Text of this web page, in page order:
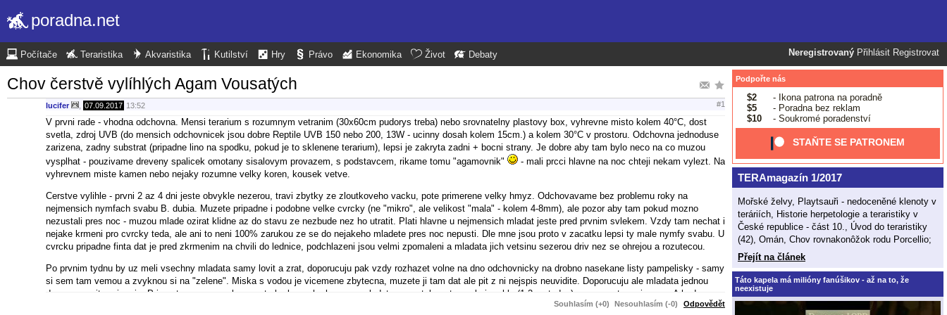
poradna.net
Neregistrovaný Přihlásit Registrovat
Počítače Teraristika Akvaristika Kutilství Hry Právo Ekonomika Život Debaty
Chov čerstvě vylíhlých Agam Vousatých
lucifer 07.09.2017 13:52 #1
V prvni rade - vhodna odchovna. Mensi terarium s rozumnym vetranim (30x60cm pudorys treba) nebo srovnatelny plastovy box, vyhrevne misto kolem 40°C, dost
svetla, zdroj UVB (do mensich odchovnicek jsou dobre Reptile UVB 150 nebo 200, 13W - ucinny dosah kolem 15cm.) a kolem 30°C v prostoru. Odchovna jednoduse
zarizena, zadny substrat (pripadne lino na spodku, pokud je to sklenene terarium), lepsi je zakryta zadni + bocni strany. Je dobre aby tam bylo neco na co muzou
vysplhat - pouzivame dreveny spalicek omotany sisalovym provazem, s podstavcem, rikame tomu "agamovnik"
- mali prcci hlavne na noc chteji nekam vylezt. Na
vyhrevnem miste kamen nebo nejaky rozumne velky koren, kousek vetve.
Cerstve vylihle - prvni 2 az 4 dni jeste obvykle nezerou, travi zbytky ze zloutkoveho vacku, pote primerene velky hmyz. Odchovavame bez problemu roky na
nejmensich nymfach svabu B. dubia. Muzete pripadne i podobne velke cvrcky (ne "mikro", ale velikost "mala" - kolem 4-8mm), ale pozor aby tam pokud mozno
nezustali pres noc - muzou mlade ozirat klidne az do stavu ze nezbude nez ho utratit. Plati hlavne u nejmensich mladat jeste pred prvnim svlekem. Vzdy tam nechat i
nejake krmeni pro cvrcky teda, ale ani to neni 100% zarukou ze se do nejakeho mladete pres noc nepusti. Dle mne jsou proto v zacatku lepsi ty male nymfy svabu. U
cvrcku pripadne finta dat je pred zkrmenim na chvili do lednice, podchlazeni jsou velmi zpomaleni a mladata jich vetsinu sezerou driv nez se ohrejou a rozutecou.
Po prvnim tydnu by uz meli vsechny mladata samy lovit a zrat, doporucuju pak vzdy rozhazet volne na dno odchovnicky na drobno nasekane listy pampelisky - samy
si sem tam vemou a zvyknou si na "zelene". Miska s vodou je vicemene zbytecna, muzete ji tam dat ale pit z ni nejspis neuvidite. Doporucuju ale mladata jednou
denne porosit - primo je. Pripravte se na vysokou spotrebu krmneho hmyzu - mladata vousatek rostou velmi rychle (1-2cm tydne) a umerne tomu i zerou. A hodne
Souhlasím (+0) Nesouhlasím (-0) Odpovědět
Podpořte nás
$2
- Ikona patrona na poradně
$5
- Poradna bez reklam
$10
- Soukromé poradenství
STAŇTE SE PATRONEM
TERAmagazín 1/2017
Mořské želvy, Playtsauři - nedoceněné klenoty v
teráriích, Historie herpetologie a teraristiky v
České republice - část 10., Úvod do teraristiky
(42), Omán, Chov rovnakonôžok rodu Porcellio;
Přejít na článek
Táto kapela má milióny fanúšikov - až na to, že
neexistuje